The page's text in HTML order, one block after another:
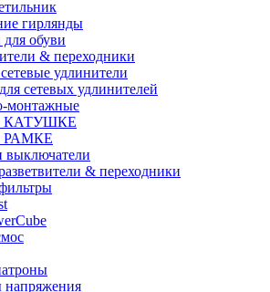
гирлянды
обуви
& переходники
удлинители
сетевых удлинителей
монтажные
КАТУШКЕ
выключатели
& переходники
напряжения